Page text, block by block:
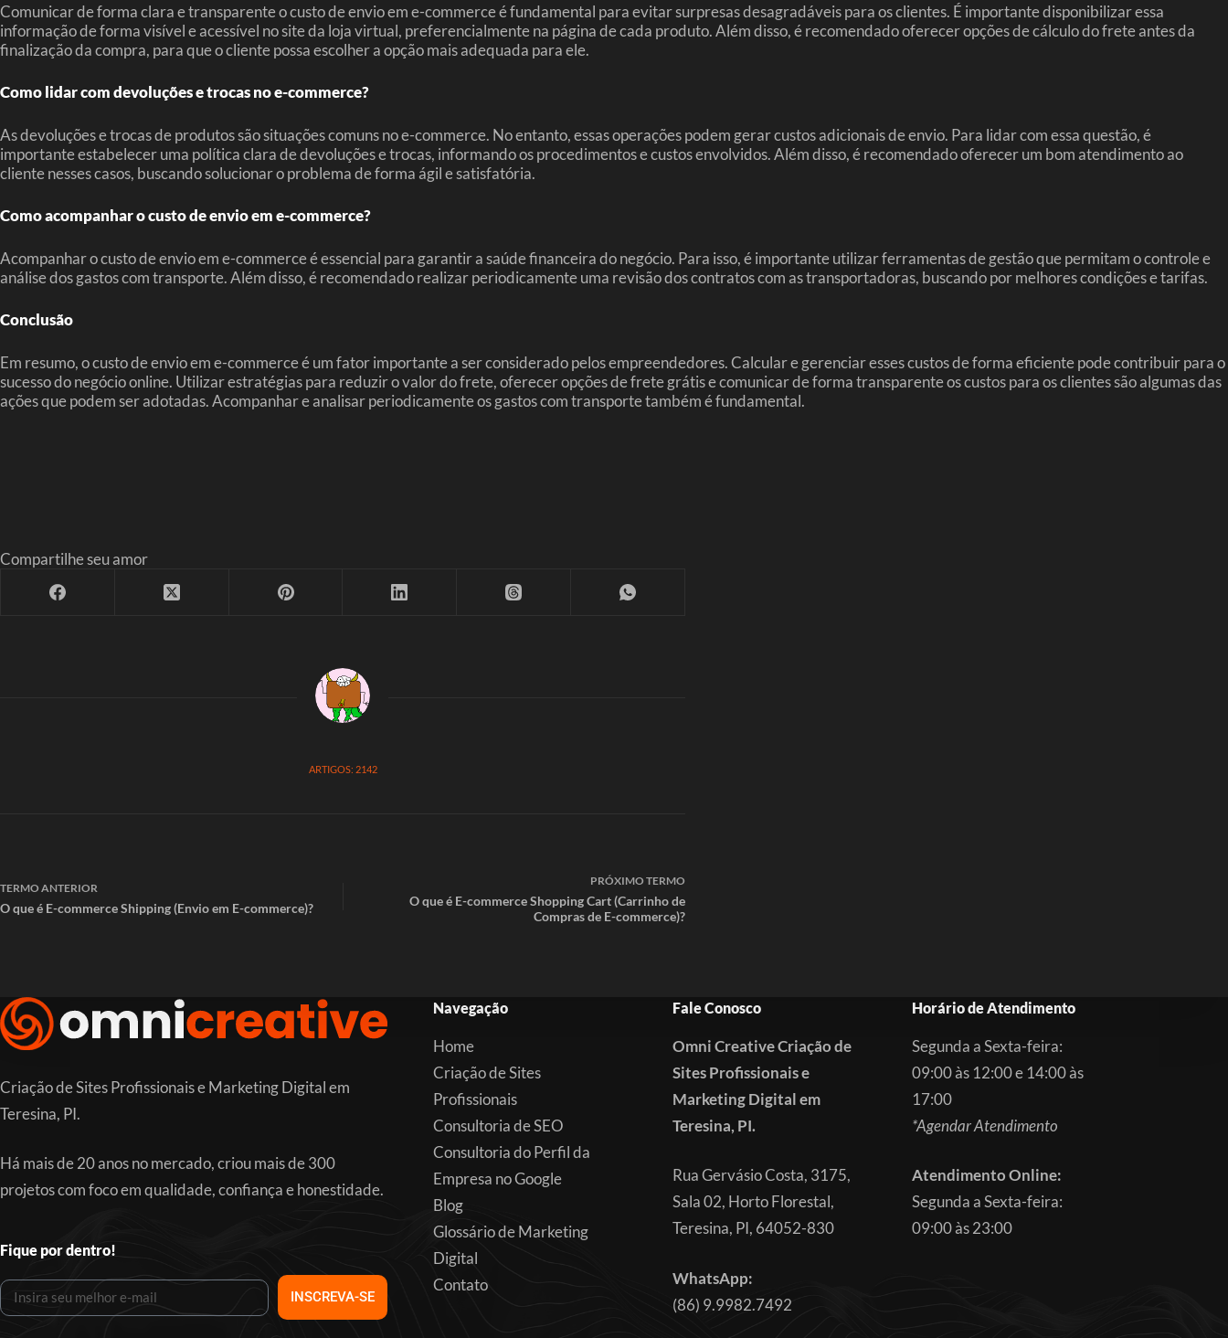
Comunicar de forma clara e transparente o custo de envio em e-commerce é fundamental para evitar surpresas desagradáveis para os clientes. É importante disponibilizar essa
informação de forma visível e acessível no site da loja virtual, preferencialmente na página de cada produto. Além disso, é recomendado oferecer opções de cálculo do frete antes da
finalização da compra, para que o cliente possa escolher a opção mais adequada para ele.
Como lidar com devoluções e trocas no e-commerce?
As devoluções e trocas de produtos são situações comuns no e-commerce. No entanto, essas operações podem gerar custos adicionais de envio. Para lidar com essa questão, é
importante estabelecer uma política clara de devoluções e trocas, informando os procedimentos e custos envolvidos. Além disso, é recomendado oferecer um bom atendimento ao
cliente nesses casos, buscando solucionar o problema de forma ágil e satisfatória.
Como acompanhar o custo de envio em e-commerce?
Acompanhar o custo de envio em e-commerce é essencial para garantir a saúde financeira do negócio. Para isso, é importante utilizar ferramentas de gestão que permitam o controle e
análise dos gastos com transporte. Além disso, é recomendado realizar periodicamente uma revisão dos contratos com as transportadoras, buscando por melhores condições e tarifas.
Conclusão
Em resumo, o custo de envio em e-commerce é um fator importante a ser considerado pelos empreendedores. Calcular e gerenciar esses custos de forma eficiente pode contribuir para o
sucesso do negócio online. Utilizar estratégias para reduzir o valor do frete, oferecer opções de frete grátis e comunicar de forma transparente os custos para os clientes são algumas das
ações que podem ser adotadas. Acompanhar e analisar periodicamente os gastos com transporte também é fundamental.
Compartilhe seu amor
ARTIGOS: 2142
TERMO ANTERIOR
O que é E-commerce Shipping (Envio em E-commerce)?
PRÓXIMO TERMO
O que é E-commerce Shopping Cart (Carrinho de
Compras de E-commerce)?
Criação de Sites Profissionais e Marketing Digital em
Teresina, PI.
Há mais de 20 anos no mercado, criou mais de 300
projetos com foco em qualidade, confiança e honestidade.
Fique por dentro!
INSCREVA-SE
Navegação
Home
Criação de Sites
Profissionais
Consultoria de SEO
Consultoria do Perfil da
Empresa no Google
Blog
Glossário de Marketing
Digital
Contato
Fale Conosco
Omni Creative Criação de
Sites Profissionais e
Marketing Digital em
Teresina, PI.
Rua Gervásio Costa, 3175,
Sala 02, Horto Florestal,
Teresina, PI, 64052-830
WhatsApp:
(86) 9.9982.7492
Horário de Atendimento
Segunda a Sexta-feira:
09:00 às 12:00 e 14:00 às
17:00
*Agendar Atendimento
Atendimento Online:
Segunda a Sexta-feira:
09:00 às 23:00